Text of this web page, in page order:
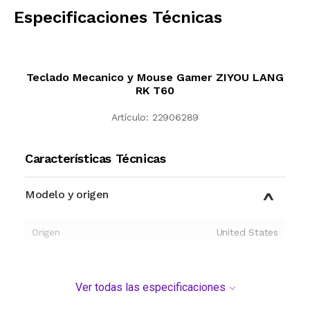
Especificaciones Técnicas
Teclado Mecanico y Mouse Gamer ZIYOU LANG
RK T60
Artículo: 22906289
Características Técnicas
Modelo y origen
Origen United States
Ver todas las especificaciones